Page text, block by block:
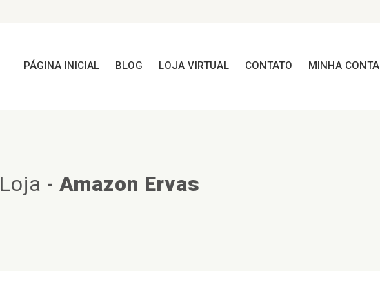
PÁGINA INICIAL BLOG LOJA VIRTUAL CONTATO MINHA CONTA
Loja - Amazon Ervas